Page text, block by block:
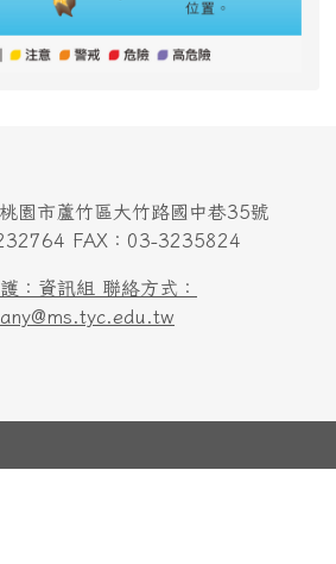
園市蘆竹區大竹路國中巷35號
FAX：03-3235824
：資訊組 聯絡方式：